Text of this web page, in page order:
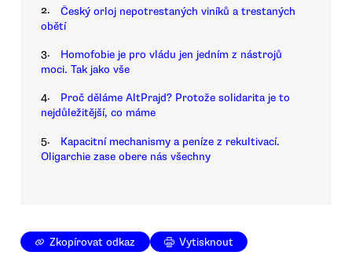
2.
Český orloj nepotrestaných viníků a trestaných
obětí
3.
Homofobie je pro vládu jen jedním z nástrojů
moci. Tak jako vše
4.
Proč děláme AltPrajd? Protože solidarita je to
nejdůležitější, co máme
5.
Kapacitní mechanismy a peníze z rekultivací.
Oligarchie zase obere nás všechny
Zkopírovat odkaz Vytisknout